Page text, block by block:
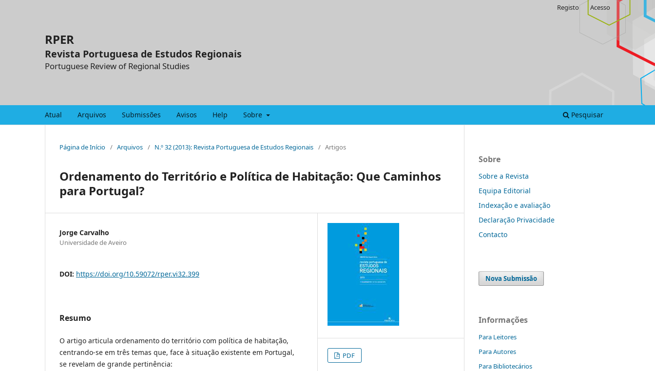
RPER
Revista Portuguesa de Estudos Regionais
Portuguese Review of Regional Studies
Atual Arquivos Submissões Avisos Help Sobre Pesquisar
Registo Acesso
Página de Início / Arquivos / N.º 32 (2013): Revista Portuguesa de Estudos Regionais / Artigos
Ordenamento do Território e Política de Habitação: Que Caminhos
para Portugal?
Jorge Carvalho
Universidade de Aveiro
DOI: https://doi.org/10.59072/rper.vi32.399
Resumo
O artigo articula ordenamento do território com política de habitação,
centrando-se em três temas que, face à situação existente em Portugal,
se revelam de grande pertinência:
PDF
Sobre
Sobre a Revista
Equipa Editorial
Indexação e avaliação
Declaração Privacidade
Contacto
Nova Submissão
Informações
Para Leitores
Para Autores
Para Bibliotecários